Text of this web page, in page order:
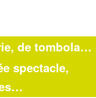
de tombola…
spectacle,